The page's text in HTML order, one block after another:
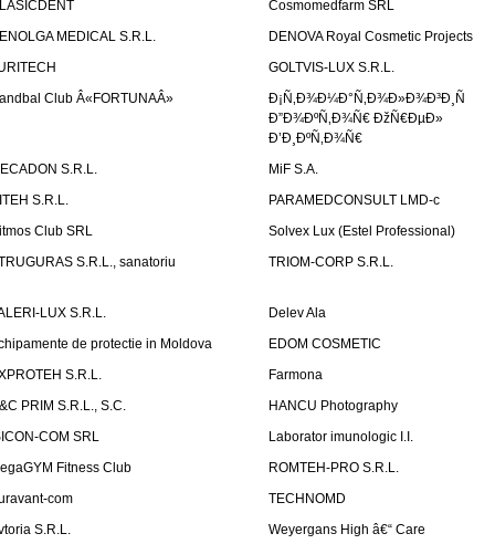
Cosmomedfarm SRL
MEDICAL S.R.L.
DENOVA Royal Cosmetic Projects
GOLTVIS-LUX S.R.L.
Club Â«FORTUNAÂ»
Ð¡Ñ‚Ð¾Ð¼Ð°Ñ‚Ð¾Ð»Ð¾Ð³Ð¸Ñ
Ð”Ð¾ÐºÑ‚Ð¾Ñ€ ÐžÑ€ÐµÐ»
Ð’Ð¸ÐºÑ‚Ð¾Ñ€
S.R.L.
MiF S.A.
S.R.L.
PARAMEDCONSULT LMD-c
Club SRL
Solvex Lux (Estel Professional)
S.R.L., sanatoriu
TRIOM-CORP S.R.L.
LUX S.R.L.
Delev Ala
de protectie in Moldova
EDOM COSMETIC
S.R.L.
Farmona
PRIM S.R.L., S.C.
HANCU Photography
COM SRL
Laborator imunologic I.I.
Fitness Club
ROMTEH-PRO S.R.L.
com
TECHNOMD
S.R.L.
Weyergans High â€“ Care